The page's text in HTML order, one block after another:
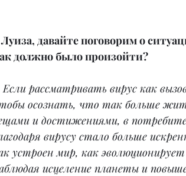
давайте поговорим о
должно было произойти?
рассматривать вирус как
осознать, что так больше
и достижениями, в
вирусу стало больше
устроен мир, как
исцеление планеты и